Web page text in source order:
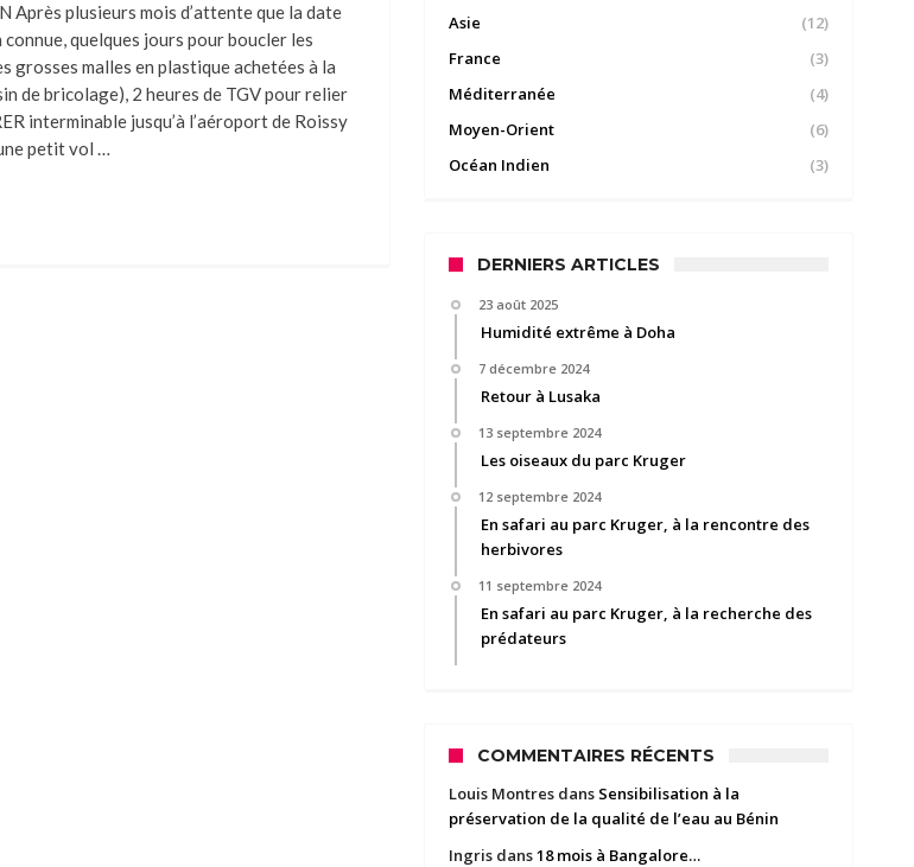
Après plusieurs mois d’attente que la date
quelques jours pour boucler les
grosses malles en plastique achetées à la
de bricolage), 2 heures de TGV pour relier
interminable jusqu’à l’aéroport de Roissy
petit vol …
Asie
(12)
France
(3)
Méditerranée
(4)
Moyen-Orient
(6)
Océan Indien
(3)
DERNIERS ARTICLES
23 août 2025
Humidité extrême à Doha
7 décembre 2024
Retour à Lusaka
13 septembre 2024
Les oiseaux du parc Kruger
12 septembre 2024
En safari au parc Kruger, à la rencontre des
herbivores
11 septembre 2024
En safari au parc Kruger, à la recherche des
prédateurs
COMMENTAIRES RÉCENTS
Louis Montres dans Sensibilisation à la
préservation de la qualité de l’eau au Bénin
Ingris dans18 mois à Bangalore…